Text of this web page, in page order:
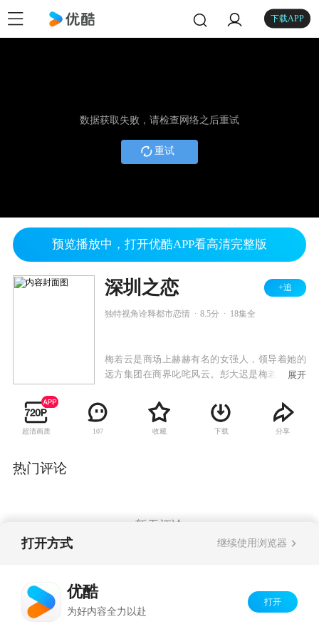
下载APP
数据获取失败，请检查网络之后重试
重试
预览播放中，打开优酷APP看高清完整版
深圳之恋 +追
独特视角诠释都市恋情 8.5分 18集全
梅若云是商场上赫赫有名的女强人，领导着她的
远方集团在商界叱咤风云。彭大迟是梅若云的下
的一个大项目谈崩了。一怒之下，梅若云开除了
彭大迟，而彭大迟的婚姻也因此泡了汤。梅若云
虽然已经和身为医生的刘伟光结了婚，但是和集
展开
超清画质 107 收藏 下载 分享
热门评论
暂无评论
打开方式 继续使用浏览器
优酷
为好内容全力以赴
打开